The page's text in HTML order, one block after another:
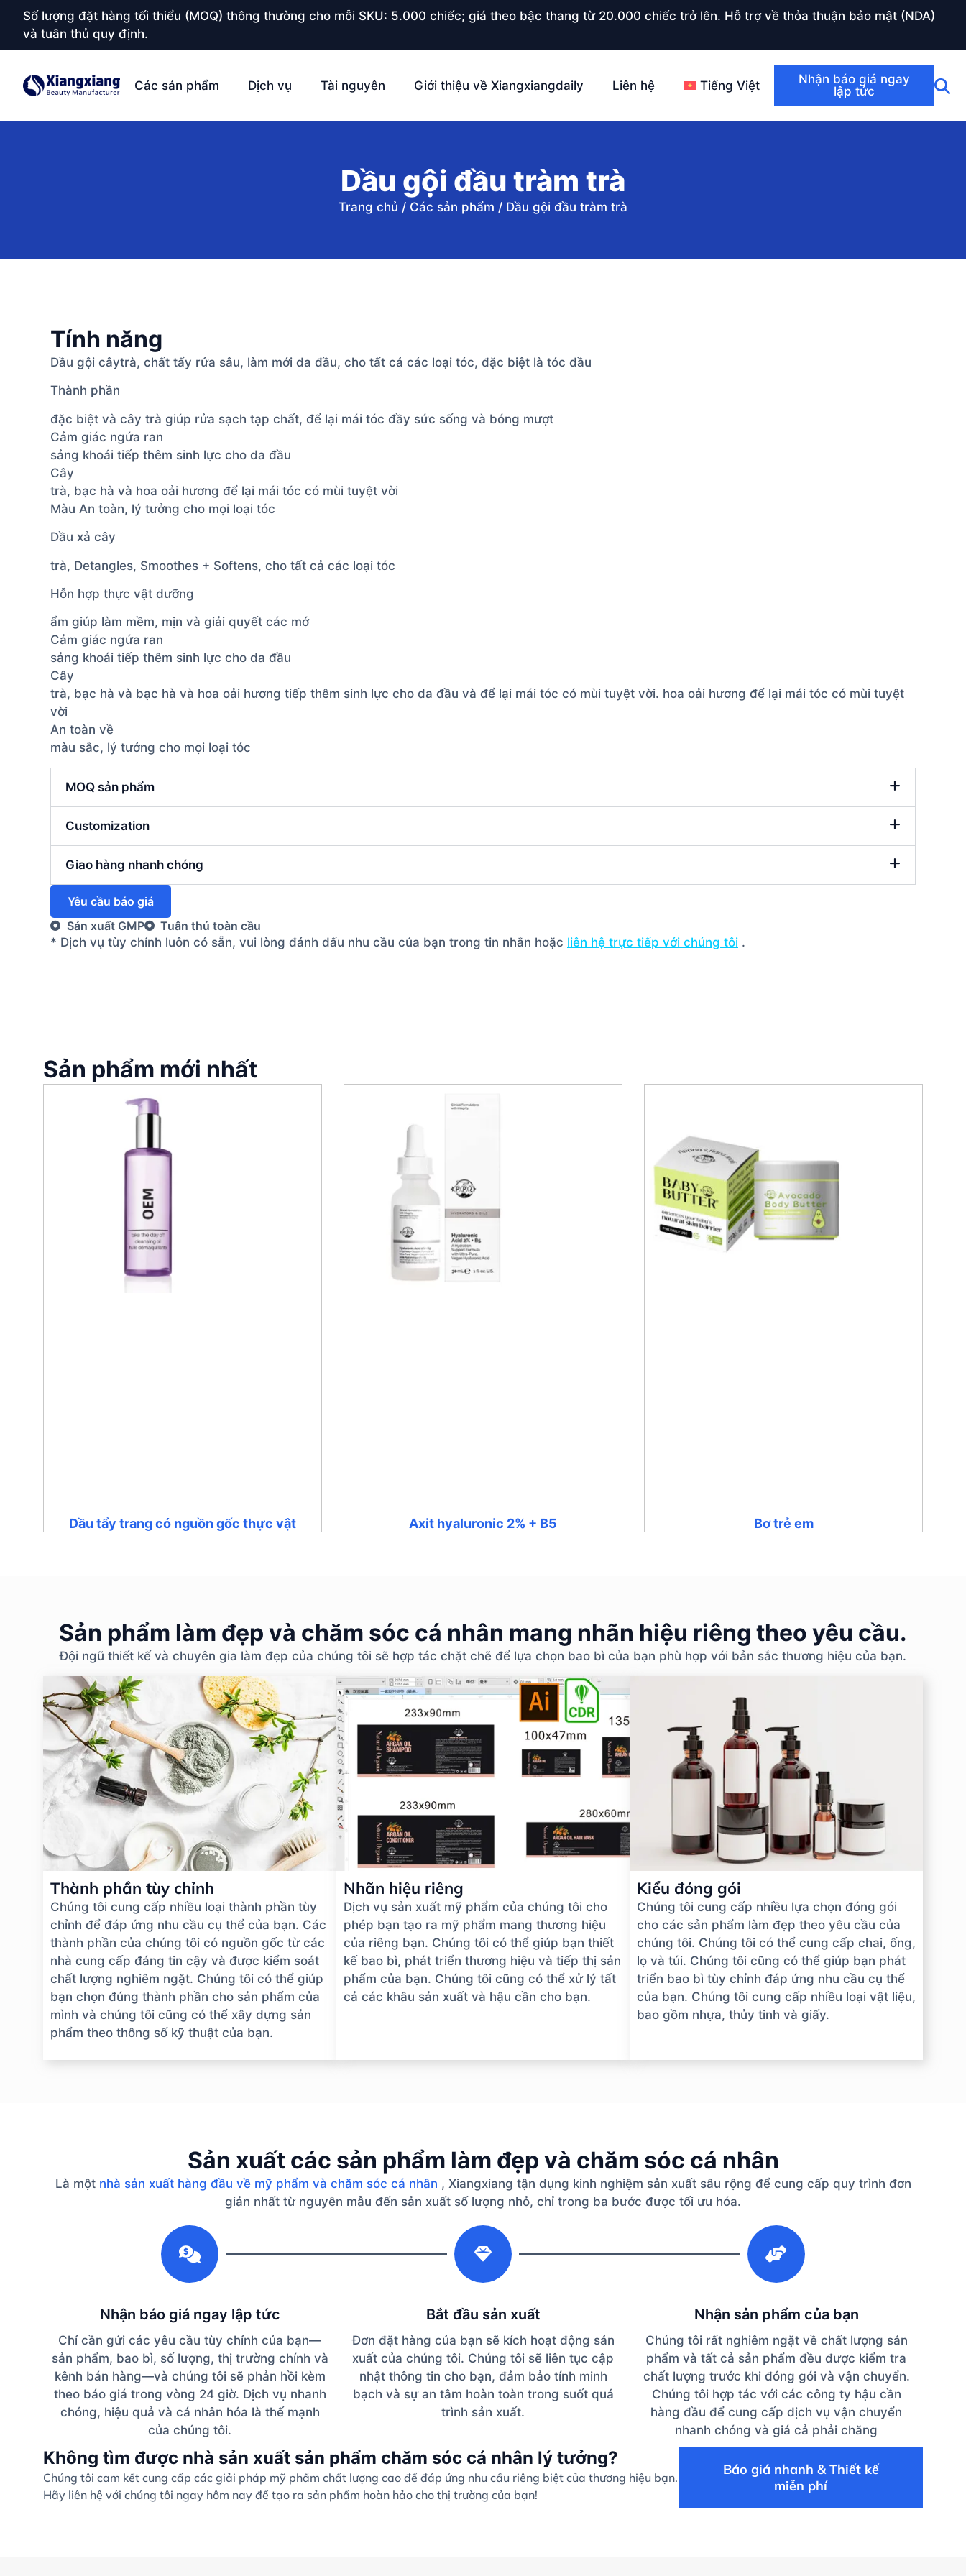
Số lượng đặt hàng tối thiểu (MOQ) thông thường cho mỗi SKU: 5.000 chiếc; giá theo bậc thang từ 20.000 chiếc trở lên. Hỗ trợ về thỏa thuận bảo mật (NDA)
và tuân thủ quy định.
Các sản phẩm Dịch vụ Tài nguyên Giới thiệu về Xiangxiangdaily Liên hệ Tiếng Việt
Nhận báo giá ngay
lập tức
Dầu gội đầu tràm trà
Trang chủ / Các sản phẩm / Dầu gội đầu tràm trà
Tính năng
Dầu gội câytrà, chất tẩy rửa sâu, làm mới da đầu, cho tất cả các loại tóc, đặc biệt là tóc dầu
Thành phần
đặc biệt và cây trà giúp rửa sạch tạp chất, để lại mái tóc đầy sức sống và bóng mượt
Cảm giác ngứa ran
sảng khoái tiếp thêm sinh lực cho da đầu
Cây
trà, bạc hà và hoa oải hương để lại mái tóc có mùi tuyệt vời
Màu An toàn, lý tưởng cho mọi loại tóc
Dầu xả cây
trà, Detangles, Smoothes + Softens, cho tất cả các loại tóc
Hỗn hợp thực vật dưỡng
ẩm giúp làm mềm, mịn và giải quyết các mớ
Cảm giác ngứa ran
sảng khoái tiếp thêm sinh lực cho da đầu
Cây
trà, bạc hà và bạc hà và hoa oải hương tiếp thêm sinh lực cho da đầu và để lại mái tóc có mùi tuyệt vời. hoa oải hương để lại mái tóc có mùi tuyệt
vời
An toàn về
màu sắc, lý tưởng cho mọi loại tóc
MOQ sản phẩm
Customization
Giao hàng nhanh chóng
Yêu cầu báo giá
Sản xuất GMP
Tuân thủ toàn cầu
* Dịch vụ tùy chỉnh luôn có sẵn, vui lòng đánh dấu nhu cầu của bạn trong tin nhắn hoặc liên hệ trực tiếp với chúng tôi .
Sản phẩm mới nhất
Dầu tẩy trang có nguồn gốc thực vật Axit hyaluronic 2% + B5 Bơ trẻ em
Sản phẩm làm đẹp và chăm sóc cá nhân mang nhãn hiệu riêng theo yêu cầu.
Đội ngũ thiết kế và chuyên gia làm đẹp của chúng tôi sẽ hợp tác chặt chẽ để lựa chọn bao bì của bạn phù hợp với bản sắc thương hiệu của bạn.
Thành phần tùy chỉnh
Chúng tôi cung cấp nhiều loại thành phần tùy
chỉnh để đáp ứng nhu cầu cụ thể của bạn. Các
thành phần của chúng tôi có nguồn gốc từ các
nhà cung cấp đáng tin cậy và được kiểm soát
chất lượng nghiêm ngặt. Chúng tôi có thể giúp
bạn chọn đúng thành phần cho sản phẩm của
mình và chúng tôi cũng có thể xây dựng sản
phẩm theo thông số kỹ thuật của bạn.
Nhãn hiệu riêng
Dịch vụ sản xuất mỹ phẩm của chúng tôi cho
phép bạn tạo ra mỹ phẩm mang thương hiệu
của riêng bạn. Chúng tôi có thể giúp bạn thiết
kế bao bì, phát triển thương hiệu và tiếp thị sản
phẩm của bạn. Chúng tôi cũng có thể xử lý tất
cả các khâu sản xuất và hậu cần cho bạn.
Kiểu đóng gói
Chúng tôi cung cấp nhiều lựa chọn đóng gói
cho các sản phẩm làm đẹp theo yêu cầu của
chúng tôi. Chúng tôi có thể cung cấp chai, ống,
lọ và túi. Chúng tôi cũng có thể giúp bạn phát
triển bao bì tùy chỉnh đáp ứng nhu cầu cụ thể
của bạn. Chúng tôi cung cấp nhiều loại vật liệu,
bao gồm nhựa, thủy tinh và giấy.
Sản xuất các sản phẩm làm đẹp và chăm sóc cá nhân
Là một nhà sản xuất hàng đầu về mỹ phẩm và chăm sóc cá nhân , Xiangxiang tận dụng kinh nghiệm sản xuất sâu rộng để cung cấp quy trình đơn
giản nhất từ ​​nguyên mẫu đến sản xuất số lượng nhỏ, chỉ trong ba bước được tối ưu hóa.
Nhận báo giá ngay lập tức
Chỉ cần gửi các yêu cầu tùy chỉnh của bạn—
sản phẩm, bao bì, số lượng, thị trường chính và
kênh bán hàng—và chúng tôi sẽ phản hồi kèm
theo báo giá trong vòng 24 giờ. Dịch vụ nhanh
chóng, hiệu quả và cá nhân hóa là thế mạnh
của chúng tôi.
Bắt đầu sản xuất
Đơn đặt hàng của bạn sẽ kích hoạt động sản
xuất của chúng tôi. Chúng tôi sẽ liên tục cập
nhật thông tin cho bạn, đảm bảo tính minh
bạch và sự an tâm hoàn toàn trong suốt quá
trình sản xuất.
Nhận sản phẩm của bạn
Chúng tôi rất nghiêm ngặt về chất lượng sản
phẩm và tất cả sản phẩm đều được kiểm tra
chất lượng trước khi đóng gói và vận chuyển.
Chúng tôi hợp tác với các công ty hậu cần
hàng đầu để cung cấp dịch vụ vận chuyển
nhanh chóng và giá cả phải chăng
Không tìm được nhà sản xuất sản phẩm chăm sóc cá nhân lý tưởng?
Chúng tôi cam kết cung cấp các giải pháp mỹ phẩm chất lượng cao để đáp ứng nhu cầu riêng biệt của thương hiệu bạn.
Hãy liên hệ với chúng tôi ngay hôm nay để tạo ra sản phẩm hoàn hảo cho thị trường của bạn!
Báo giá nhanh & Thiết kế
miễn phí